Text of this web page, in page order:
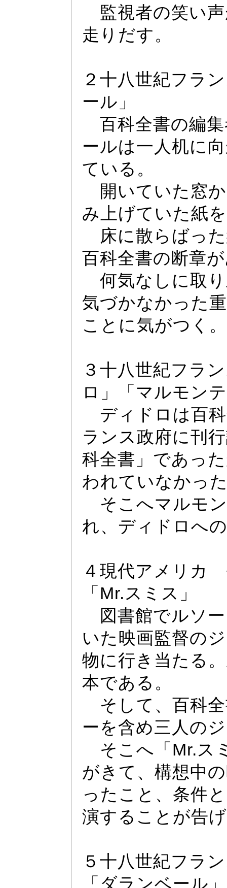
監視者の笑い
走りだす。
２十八世紀フラ
ール」
百科全書の編
ールは一人机に
ている。
開いていた窓
み上げていた紙
床に散らばっ
百科全書の断章
何気なしに取
気づかなかっ た
ことに気がつく。
３十八世紀フラ
ロ」「マルモン
デ ィ ドロは百
ランス政府に刊
科全書」であ っ
われていなかっ
そこへマルモ
れ、デ ィ ドロへ
４現代アメリカ
「Mr.スミス」
図書館でルソー
いた映画監督のジ
物に行き当たる
本である。
そして、百科
ー を含め三人のジ
そこへ「Mr.ス
がきて、構想中
っ たこと、条件
演することが告
５十八世紀フラ
「ダランベー ル